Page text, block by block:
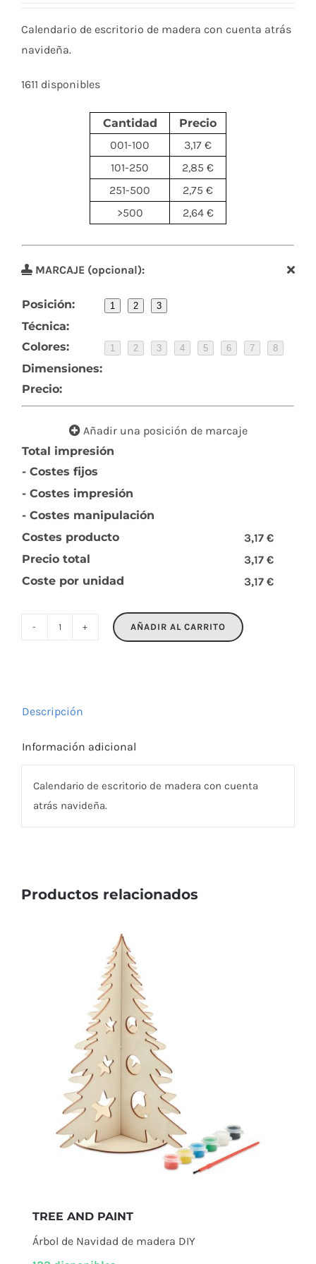
Calendario de escritorio de madera con cuenta atrás
navideña.
1611 disponibles
Cantidad
Precio
001-100
3,17 €
101-250
2,85 €
251-500
2,75 €
>500
2,64 €
MARCAJE (opcional):
Posición: 1 2 3
Técnica:
Colores:
1 2 3 4 5 6 7 8
Dimensiones:
Precio:
Añadir una posición de marcaje
Total impresión
- Costes fijos
- Costes impresión
- Costes manipulación
Costes producto
3,17 €
Precio total
3,17 €
Coste por unidad
3,17 €
AÑADIR AL CARRITO
Descripción
Información adicional
Calendario de escritorio de madera con cuenta
atrás navideña.
Productos relacionados
TREE AND PAINT
Árbol de Navidad de madera DIY